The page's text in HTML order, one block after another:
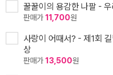
꿀꿀이의 용감한 나팔 -
판매가11,700원
사랑이 어때서? - 제1회
상
판매가13,500원